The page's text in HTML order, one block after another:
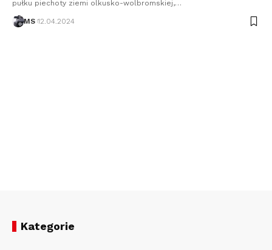
pułku piechoty ziemi olkusko-wolbromskiej,…
MS 12.04.2024
Kategorie